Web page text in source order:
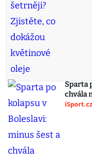
Sparta
chvála
iSport.cz